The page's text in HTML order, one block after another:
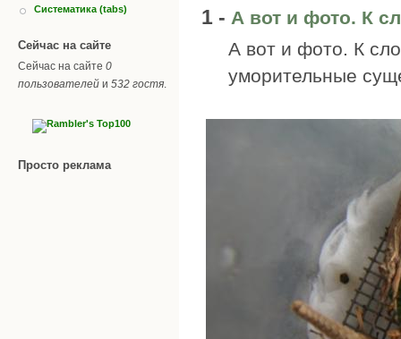
Систематика (tabs)
Сейчас на сайте
Сейчас на сайте 0
пользователей и 532 гостя
Просто реклама
1 - А вот и фото. К
А вот и фото. К
уморительные